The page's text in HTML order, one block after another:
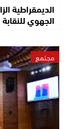
الديمقراطية
الجهوي
مجتمع